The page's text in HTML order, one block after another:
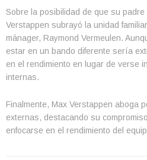
Sobre la posibilidad de que su
Verstappen subrayó la unidad
mánager, Raymond Vermeulen.
estar en un bando diferente sería
en el rendimiento en lugar de verse
internas.
Finalmente, Max Verstappen aboga
externas, destacando su
enfocarse en el rendimiento del